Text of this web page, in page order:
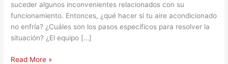
suceder algunos inconvenientes relacionados con su
funcionamiento. Entonces, ¿qué hacer si tu aire acondicionado
no enfría? ¿Cuáles son los pasos específicos para resolver la
situación? ¿El equipo […]
Read More »